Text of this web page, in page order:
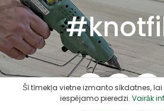
Šī tīmekļa vietne izmanto sīkdatnes,
iespējamo pieredzi. Vairāk